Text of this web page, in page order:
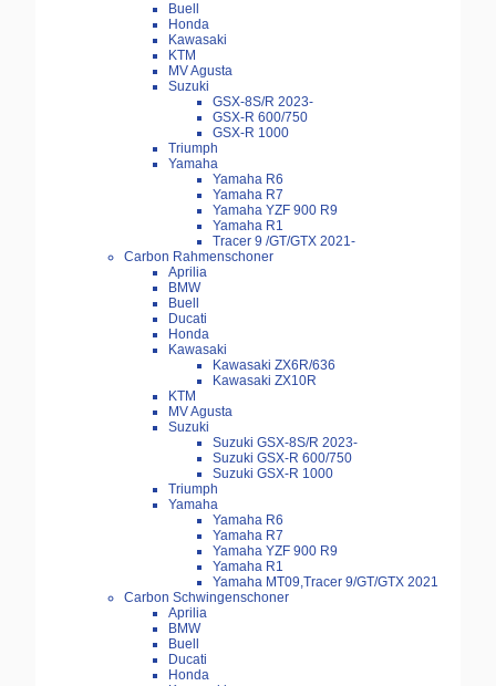
Buell
Honda
Kawasaki
KTM
MV Agusta
Suzuki
GSX-8S/R 2023-
GSX-R 600/750
GSX-R 1000
Triumph
Yamaha
Yamaha R6
Yamaha R7
Yamaha YZF 900 R9
Yamaha R1
Tracer 9 /GT/GTX 2021-
Carbon Rahmenschoner
Aprilia
BMW
Buell
Ducati
Honda
Kawasaki
Kawasaki ZX6R/636
Kawasaki ZX10R
KTM
MV Agusta
Suzuki
Suzuki GSX-8S/R 2023-
Suzuki GSX-R 600/750
Suzuki GSX-R 1000
Triumph
Yamaha
Yamaha R6
Yamaha R7
Yamaha YZF 900 R9
Yamaha R1
Yamaha MT09,Tracer 9/GT/GTX 2021
Carbon Schwingenschoner
Aprilia
BMW
Buell
Ducati
Honda